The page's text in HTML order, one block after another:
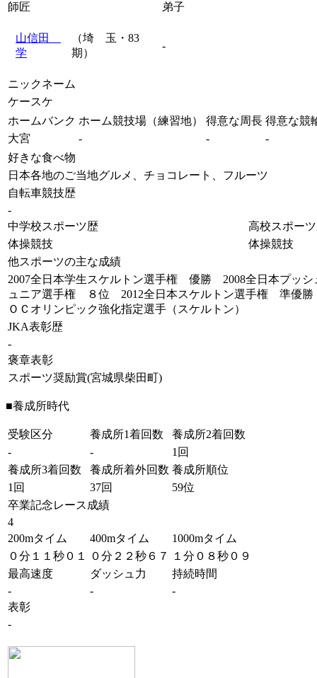
師匠 弟子
山信田
学
（埼 玉・83
期）
-
ニックネーム
ケースケ
ホームバンク ホーム競技場（練習地） 得意な周長 得意な競
大宮
- -
-
好きな食べ物
日本各地のご当地グルメ、チョコレート、フルーツ
自転車競技歴
-
中学校スポーツ歴
高校スポー
体操競技
体操競技
他スポーツの主な成績
2007全日本学生スケルトン選手権 優勝 2008全日本プッ
ュニア選手権 ８位 2012全日本スケルトン選手権 準優
ＯＣオリンピック強化指定選手（スケルトン）
JKA表彰歴
-
褒章表彰
スポーツ奨励賞(宮城県柴田町)
■養成所時代
受験区分 養成所1着回数
養成所2着回数
-
-
1回
養成所3着回数
養成所着外回数 養成所順位
1回
37回
59位
卒業記念レース成績
4
200mタイム
400mタイム
1000mタイム
０分１１秒０１
０分２２秒６７
１分０８秒０９
最高速度
ダッシュ力
持続時間
-
-
-
表彰
-